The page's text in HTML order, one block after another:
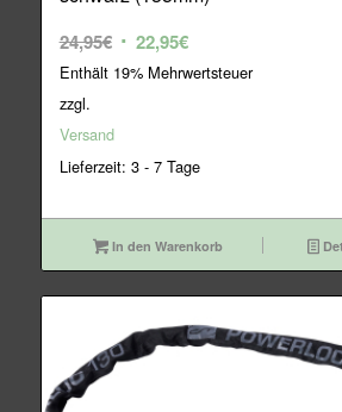
24,95€ Ursprünglicher
Preis
22,95€Aktueller
Preis
Enthält 19% Mehrwertsteuer
zzgl.
Versand
Lieferzeit: 3 - 7 Tage
In den Warenkorb